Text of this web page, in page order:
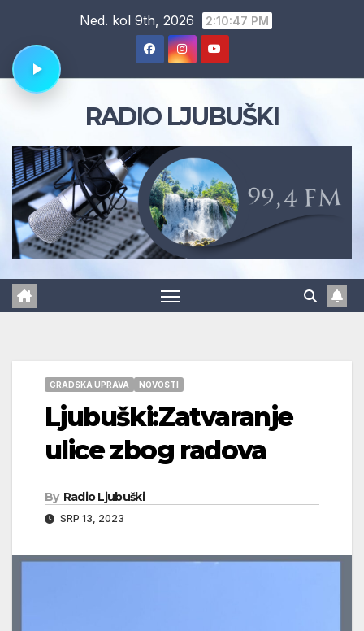
content
Ned. kol 9th, 2026 2:10:48 PM
RADIO LJUBUŠKI
GRADSKA UPRAVA NOVOSTI
Ljubuški:Zatvaranje
ulice zbog radova
By Radio Ljubuški
SRP 13, 2023